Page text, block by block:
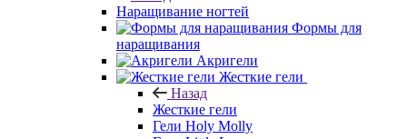
Наращивание ногтей
Формы для
наращивания
Акригели
Жесткие гели
Назад
Жесткие гели
Гели Holy Molly